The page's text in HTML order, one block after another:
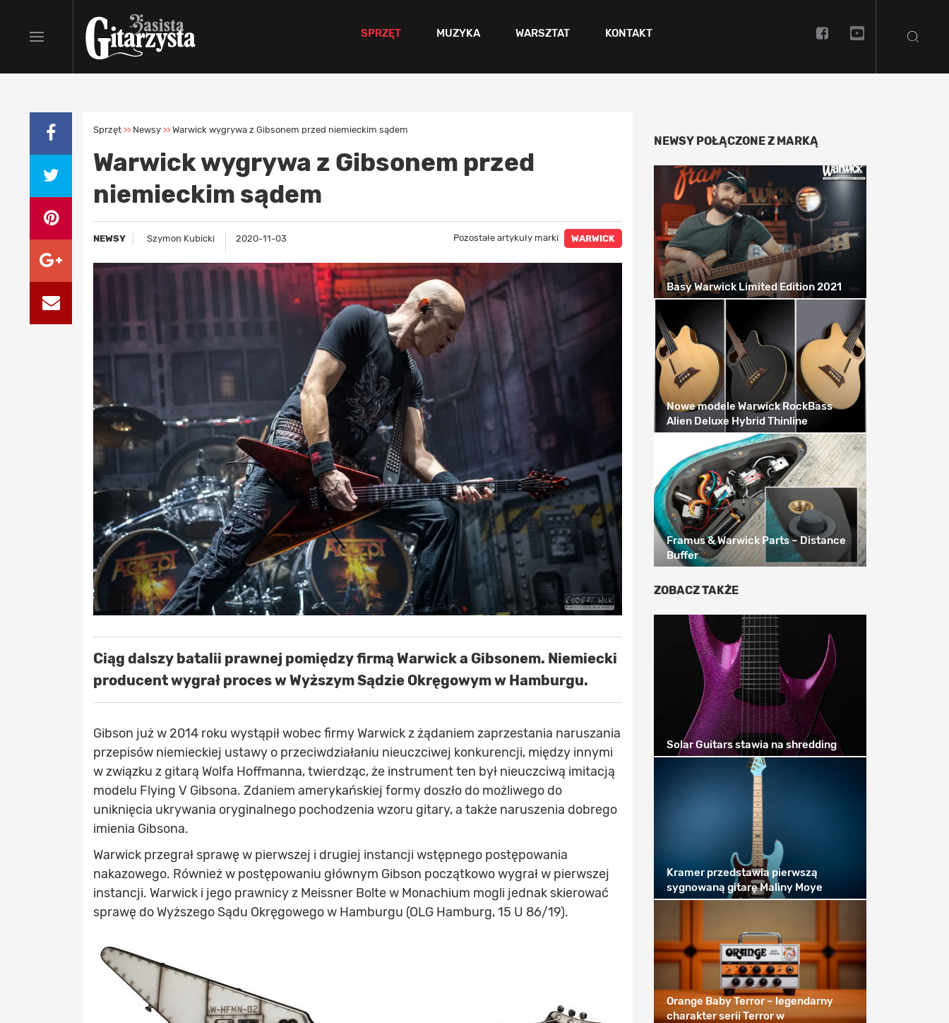
SPRZĘT MUZYKA WARSZTAT KONTAKT
Sprzęt >> Newsy >> Warwick wygrywa z Gibsonem przed niemieckim sądem
Warwick wygrywa z Gibsonem przed
niemieckim sądem
NEWSY Szymon Kubicki 2020-11-03 Pozostałe artykuły marki WARWICK
Ciąg dalszy batalii prawnej pomiędzy firmą Warwick a Gibsonem. Niemiecki
producent wygrał proces w Wyższym Sądzie Okręgowym w Hamburgu.
Gibson już w 2014 roku wystąpił wobec firmy Warwick z żądaniem zaprzestania naruszania
przepisów niemieckiej ustawy o przeciwdziałaniu nieuczciwej konkurencji, między innymi
w związku z gitarą Wolfa Hoffmanna, twierdząc, że instrument ten był nieuczciwą imitacją
modelu Flying V Gibsona. Zdaniem amerykańskiej formy doszło do możliwego do
uniknięcia ukrywania oryginalnego pochodzenia wzoru gitary, a także naruszenia dobrego
imienia Gibsona.
Warwick przegrał sprawę w pierwszej i drugiej instancji wstępnego postępowania
nakazowego. Również w postępowaniu głównym Gibson początkowo wygrał w pierwszej
instancji. Warwick i jego prawnicy z Meissner Bolte w Monachium mogli jednak skierować
sprawę do Wyższego Sądu Okręgowego w Hamburgu (OLG Hamburg, 15 U 86/19).
NEWSY POŁĄCZONE Z MARKĄ
Basy Warwick Limited Edition 2021
Nowe modele Warwick RockBass
Alien Deluxe Hybrid Thinline
Framus & Warwick Parts – Distance
Buffer
ZOBACZ TAKŻE
Solar Guitars stawia na shredding
Kramer przedstawia pierwszą
sygnowaną gitarę Maliny Moye
Orange Baby Terror – legendarny
charakter serii Terror w